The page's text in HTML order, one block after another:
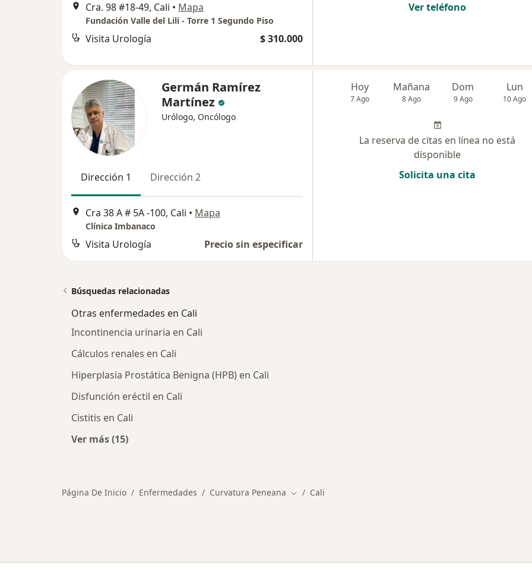
Cra. 98 #18-49, Cali • Mapa
Fundación Valle del Lili - Torre 1 Segundo Piso
Visita Urología $ 310.000
Ver teléfono
Germán Ramírez
Martínez
Urólogo, Oncólogo
Dirección 1 Dirección 2
Cra 38 A # 5A -100, Cali • Mapa
Clínica Imbanaco
Visita Urología Precio sin especificar
Hoy
7 Ago
Mañana
8 Ago
Dom
9 Ago
Lun
10 Ago
La reserva de citas en línea no está
disponible
Solicita una cita
Búsquedas relacionadas
Otras enfermedades en Cali
Incontinencia urinaria en Cali
Cálculos renales en Cali
Hiperplasia Prostática Benigna (HPB) en Cali
Disfunción eréctil en Cali
Cistitis en Cali
Ver más (15)
Página De Inicio Enfermedades Curvatura Peneana Cambiar de ciudad
Cali